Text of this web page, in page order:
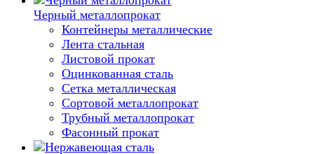
Черный металлопрокат
Контейнеры металлические
Лента стальная
Листовой прокат
Оцинкованная сталь
Сетка металлическая
Сортовой металлопрокат
Трубный металлопрокат
Фасонный прокат